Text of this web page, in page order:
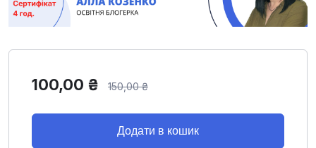
100,00 ₴ 150,00₴
Додати в кошик